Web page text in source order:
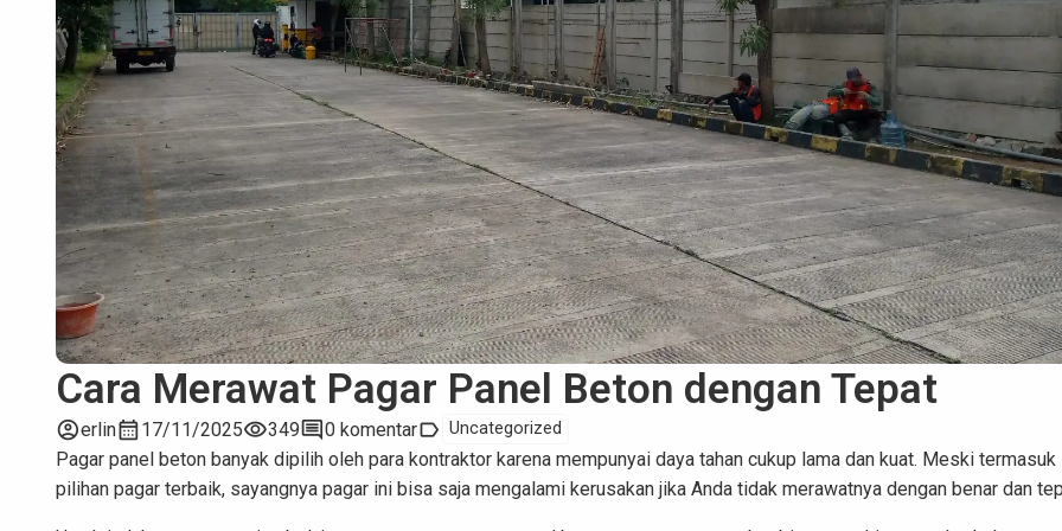
Cara Merawat Pagar Panel Beton dengan Tepat
account_circleerlincalendar_month17/11/2025visibility349comment0 komentarlabel Uncategorized
Pagar panel beton banyak dipilih oleh para kontraktor karena mempunyai daya tahan cukup lama dan kuat. Meski termasuk
pilihan pagar terbaik, sayangnya pagar ini bisa saja mengalami kerusakan jika Anda tidak merawatnya dengan benar dan